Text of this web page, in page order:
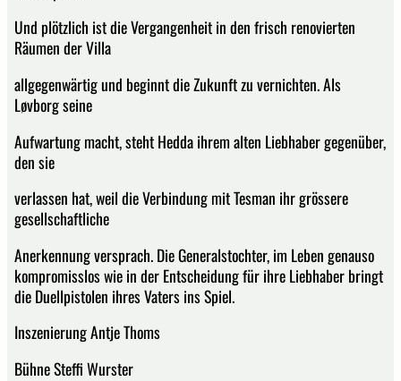
Und plötzlich ist die Vergangenheit in den frisch renovierten
Räumen der Villa
allgegenwärtig und beginnt die Zukunft zu vernichten. Als
Løvborg seine
Aufwartung macht, steht Hedda ihrem alten Liebhaber gegenüber,
den sie
verlassen hat, weil die Verbindung mit Tesman ihr grössere
gesellschaftliche
Anerkennung versprach. Die Generalstochter, im Leben genauso
kompromisslos wie in der Entscheidung für ihre Liebhaber bringt
die Duellpistolen ihres Vaters ins Spiel.
Inszenierung Antje Thoms
Bühne Steffi Wurster